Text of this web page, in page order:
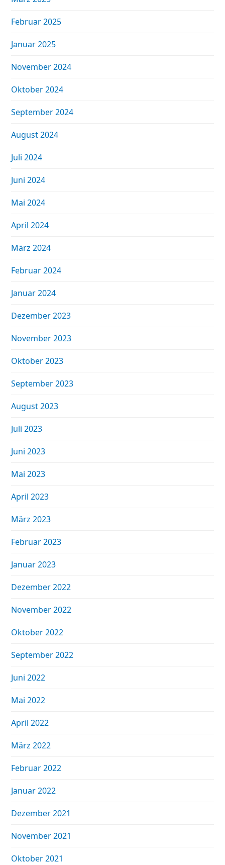
Februar 2025
Januar 2025
November 2024
Oktober 2024
September 2024
August 2024
Juli 2024
Juni 2024
Mai 2024
April 2024
März 2024
Februar 2024
Januar 2024
Dezember 2023
November 2023
Oktober 2023
September 2023
August 2023
Juli 2023
Juni 2023
Mai 2023
April 2023
März 2023
Februar 2023
Januar 2023
Dezember 2022
November 2022
Oktober 2022
September 2022
Juni 2022
Mai 2022
April 2022
März 2022
Februar 2022
Januar 2022
Dezember 2021
November 2021
Oktober 2021